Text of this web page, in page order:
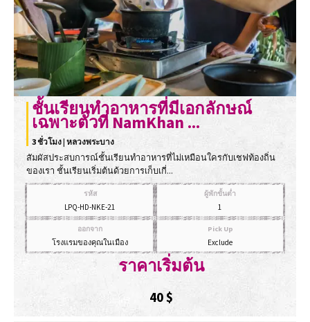
ชั้นเรียนทำอาหารที่มีเอกลักษณ์
เฉพาะตัวที่ NamKhan ...
3 ชั่วโมง | หลวงพระบาง
สัมผัสประสบการณ์ชั้นเรียนทำอาหารที่ไม่เหมือนใครกับเชฟท้องถิ่น
ของเรา ชั้นเรียนเริ่มต้นด้วยการเก็บเกี่...
รหัส
LPQ-HD-NKE-21
ผู้พักขั้นต่ำ
1
ออกจาก
โรงแรมของคุณในเมือง
Pick Up
Exclude
ราคาเริ่มต้น
40$